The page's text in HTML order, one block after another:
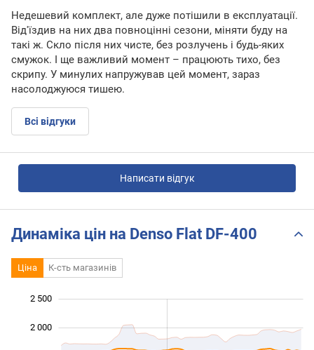
Недешевий комплект, але дуже потішили в експлуатації.
Від'їздив на них два повноцінні сезони, міняти буду на
такі ж. Скло після них чисте, без розлучень і будь-яких
смужок. І ще важливий момент – працюють тихо, без
скрипу. У минулих напружував цей момент, зараз
насолоджуюся тишею.
Всі відгуки
Написати відгук
Динаміка цін на Denso Flat DF-400
Ціна К-сть магазинів
2 000
2 500